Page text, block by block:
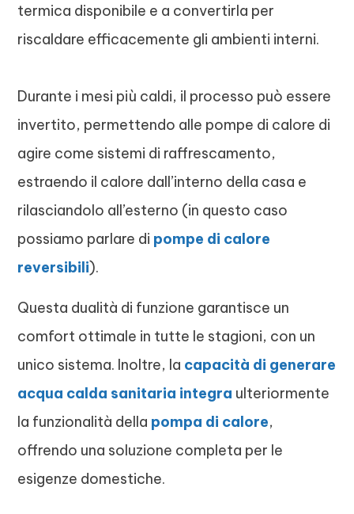
termica disponibile e a convertirla per
riscaldare efficacemente gli ambienti interni.
Durante i mesi più caldi, il processo può essere
invertito, permettendo alle pompe di calore di
agire come sistemi di raffrescamento,
estraendo il calore dall’interno della casa e
rilasciandolo all’esterno (in questo caso
possiamo parlare di pompe di calore
reversibili).
Questa dualità di funzione garantisce un
comfort ottimale in tutte le stagioni, con un
unico sistema. Inoltre, la capacità di generare
acqua calda sanitaria integra ulteriormente
la funzionalità della pompa di calore,
offrendo una soluzione completa per le
esigenze domestiche.